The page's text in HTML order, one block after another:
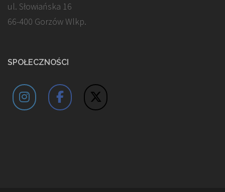
ul. Słowiańska 16
66-400 Gorzów Wlkp.
SPOŁECZNOŚCI